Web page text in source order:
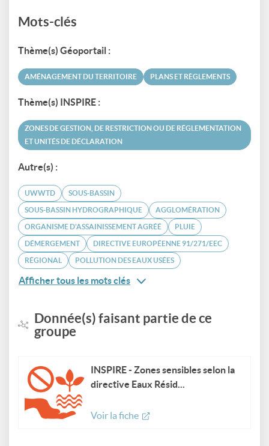
Mots-clés
Thème(s) Géoportail :
AMÉNAGEMENT DU TERRITOIRE PLANS ET RÈGLEMENTS
Thème(s) INSPIRE :
ZONES DE GESTION, DE RESTRICTION OU DE RÉGLEMENTATION
ET UNITÉS DE DÉCLARATION
Autre(s) :
UWWTD SOUS-BASSIN
SOUS-BASSIN HYDROGRAPHIQUE AGGLOMÉRATION
ORGANISME D'ASSAINISSEMENT AGRÉÉ PLUIE
DÉMERGEMENT DIRECTIVE EUROPÉENNE 91/271/EEC
RÉGIONAL POLLUTION DES EAUX USÉES
Afficher tous les mots clés
Donnée(s) faisant partie de ce
groupe
INSPIRE - Zones sensibles selon la
directive Eaux Résid...
Voir la fiche